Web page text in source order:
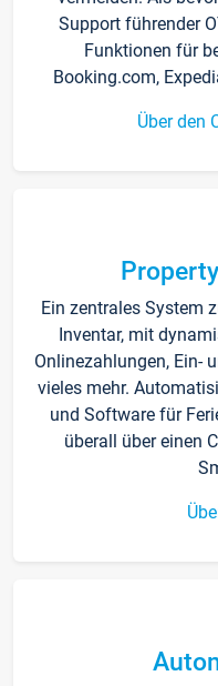
Support führender
Funktionen für
Booking.com,
Über den
Ein zentrales System
Inventar, mit
Onlinezahlungen, Ein-
vieles mehr.
und Software für
überall über einen